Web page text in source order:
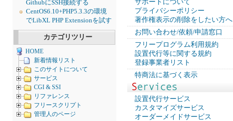
GithubにSSH接続する
CentOS6.10+PHP5.3.3の環境
でLibXL PHP Extensionを試す
カテゴリツリー
HOME
新着情報リスト
このサイトについて
サービス
CGI & SSI
リファレンス
フリースクリプト
管理人のページ
サポートについて
プライバシーポリシー
著作権表示の削除をしたい方へ
お問い合わせ/依頼/申請窓口
フリープログラム利用規約
設置代行等に関する規約
登録事業者リスト
特商法に基づく表示
設置代行サービス
カスタマイズサービス
オーダーメイドサービス